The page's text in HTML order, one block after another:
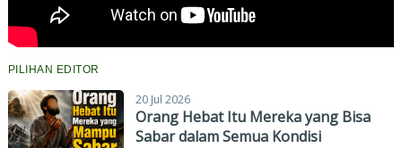
PILIHAN EDITOR
20 Jul 2026
Orang Hebat Itu Mereka yang Bisa
Sabar dalam Semua Kondisi